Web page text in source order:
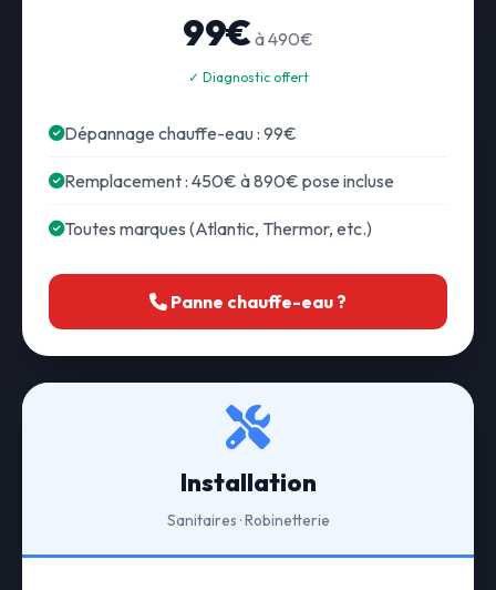
99€ à 490€
✓ Diagnostic offert
Dépannage chauffe-eau : 99€
Remplacement : 450€ à 890€ pose incluse
Toutes marques (Atlantic, Thermor, etc.)
Panne chauffe-eau ?
Installation
Sanitaires · Robinetterie